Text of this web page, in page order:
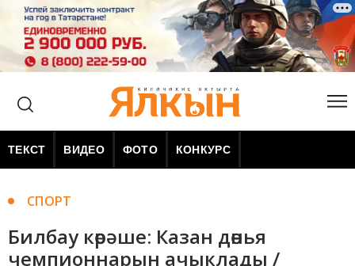
ТЕКСТ ВИДЕО ФОТО КОНКУРС
СПОРТ
Билбау көрәше: Казан дөнья
чемпионнарын ачыклады /